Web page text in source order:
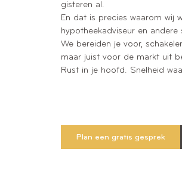
gisteren al.
En dat is precies waarom wij
hypotheekadviseur en
We bereiden je voor,
maar juist voor de markt uit
Rust in je hoofd. Snelheid
Plan een gratis gesprek